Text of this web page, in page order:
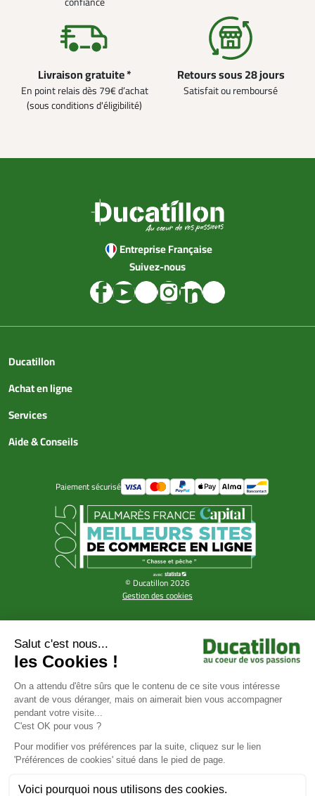
Livraison gratuite *
En point relais dès 79€ d’achat
(sous conditions d'éligibilité)
Retours sous 28 jours
Satisfait ou remboursé
Entreprise Française
Suivez-nous
Ducatillon
Achat en ligne
Services
Aide & Conseils
Paiement sécurisé
© Ducatillon 2026
Gestion des cookies